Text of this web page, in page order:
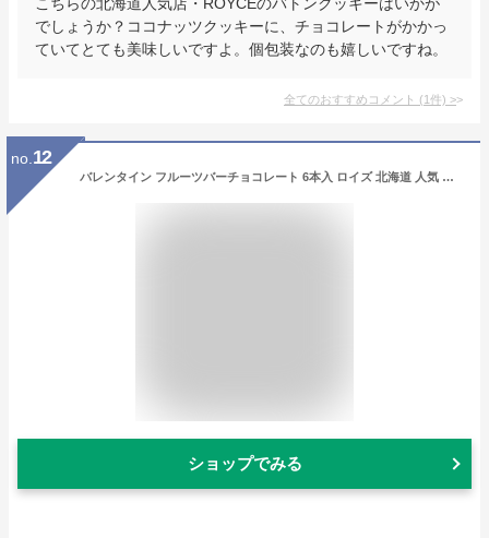
でしょうか？ココナッツクッキーに、チョコレートがかかっ
ていてとても美味しいですよ。個包装なのも嬉しいですね。
全てのおすすめコメント (1件) >
no. 12
バレンタイン フルーツバーチョコレート 6本入 ロイズ 北海道 人気 チョコ フルーツ ドライフルーツ マンゴー クランベリー フリーズドライ ストロベリー アーモンドパフ バナナ バーチョコ お土産 プレゼント / チョコレート クリスマス
ショップでみる